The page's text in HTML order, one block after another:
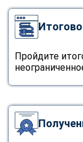
Пройдите